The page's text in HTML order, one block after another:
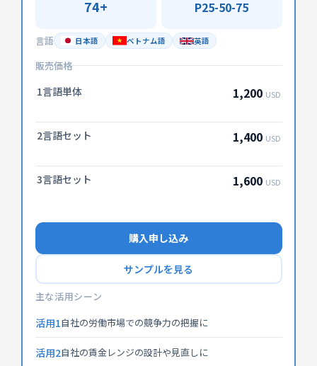
74+ P25-50-75
言語 日本語 ベトナム語 英語
販売価格
1言語単体 1,200 USD
2言語セット 1,400 USD
3言語セット 1,600 USD
購入申し込み
サンプルを見る
主な活用シーン
活用1自社の労働市場での競争力の把握に
活用2自社の賃金レンジの設計や見直しに